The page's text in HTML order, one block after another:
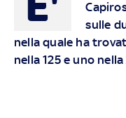
sulle
nella quale ha
nella 125 e uno